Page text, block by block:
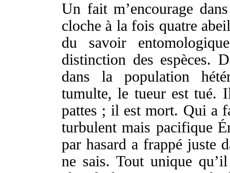
Un fait m’encourage
cloche à la fois quatre
du savoir entomologique
distinction des espèces.
dans la population
tumulte, le tueuresttué.
pattes ; il estmort. Qui a
turbulentmais pacifique
par hasarda frappé juste
ne sais. Tout unique